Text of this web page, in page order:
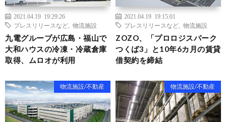
2021.04.19 19:29:26
プレスリリースなど
物流施設
九電グループが広島・福山で
大和ハウスの冷凍・冷蔵倉庫
取得、ムロオが利用
2021.04.19 19:15:01
プレスリリースなど
物流施設
ZOZO、「プロロジスパーク
つくば3」と10年6カ月の賃貸
借契約を締結
物流施設/不動産 物流施設/不動産